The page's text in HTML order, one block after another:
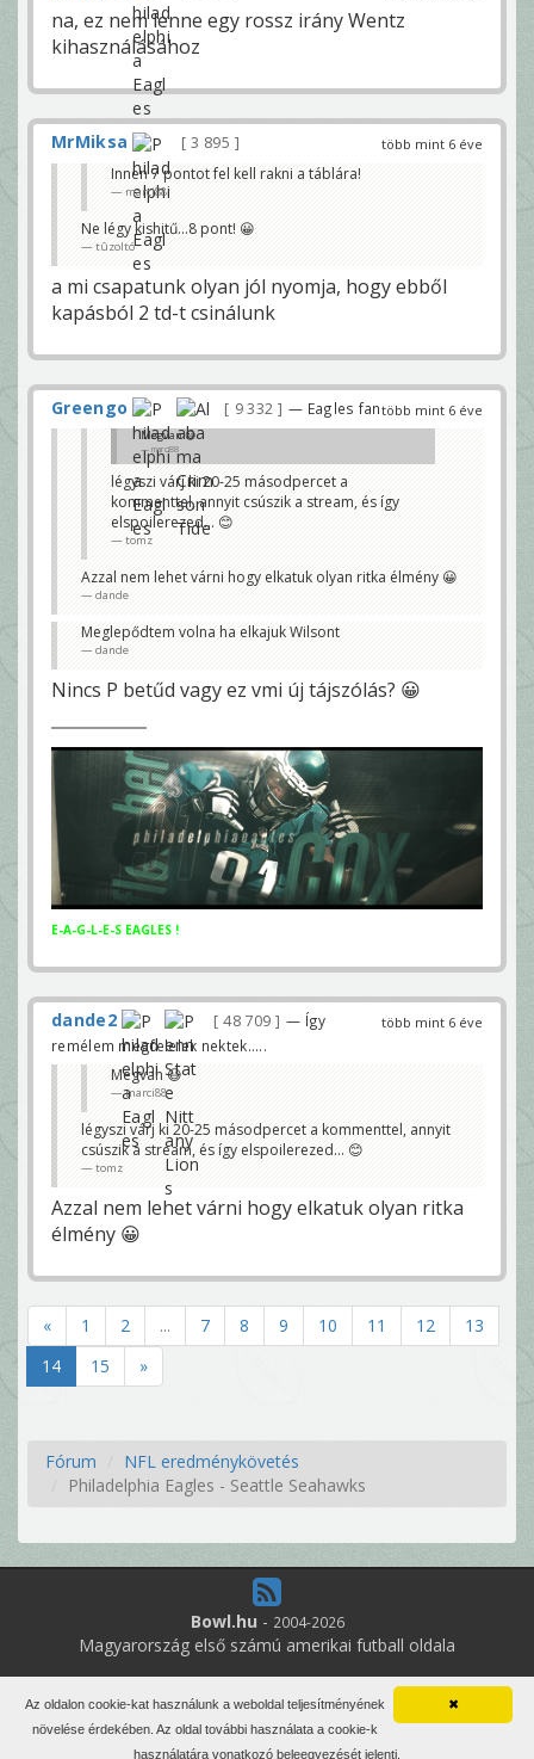
na, ez nem lenne egy rossz irány Wentz
kihasználásához
több mint 6 éve
MrMiksa
3 895
Innen 7 pontot fel kell rakni a táblára!
marci88
Ne légy kishitű...8 pont! 😀
tûzoltó
a mi csapatunk olyan jól nyomja, hogy ebből
kapásból 2 td-t csinálunk
több mint 6 éve
Greengo 9 332 — Eagles fan
Megvan 😃
marci88
légyszi várj ki 20-25 másodpercet a
kommenttel, annyit csúszik a stream, és így
elspoilerezed... 😊
tomz
Azzal nem lehet várni hogy elkatuk olyan ritka élmény 😀
dande
Meglepődtem volna ha elkajuk Wilsont
dande
Nincs P betűd vagy ez vmi új tájszólás? 😀
E-A-G-L-E-S EAGLES !
több mint 6 éve
dande2 48 709
— Így
remélem megfelelek nektek.....
Megvan 😃
marci88
légyszi várj ki 20-25 másodpercet a kommenttel, annyit
csúszik a stream, és így elspoilerezed... 😊
tomz
Azzal nem lehet várni hogy elkatuk olyan ritka
élmény 😀
« 1 2 ... 7 8 9 10 11 12
13
14
15 »
Fórum
NFL eredménykövetés
Philadelphia Eagles - Seattle Seahawks
Bowl.hu - 2004-2026
Magyarország első számú amerikai futball oldala
2
online felhasználó
Minden jog fenntartva. Írott anyagok újraközlése csak a szerző
engedélyével.
✖
Az oldalon cookie-kat használunk a weboldal teljesítményének
növelése érdekében. Az oldal további használata a cookie-k
használatára vonatkozó beleegyezését jelenti.